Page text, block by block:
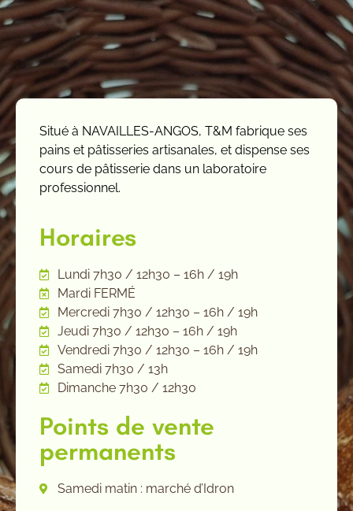
Situé à NAVAILLES-ANGOS, T&M fabrique ses
pains et pâtisseries artisanales, et dispense ses
cours de pâtisserie dans un laboratoire
professionnel.
Horaires
Lundi 7h30 / 12h30 – 16h / 19h
Mardi FERMÉ
Mercredi 7h30 / 12h30 – 16h / 19h
Jeudi 7h30 / 12h30 – 16h / 19h
Vendredi 7h30 / 12h30 – 16h / 19h
Samedi 7h30 / 13h
Dimanche 7h30 / 12h30
Points de vente
permanents
Samedi matin : marché d’Idron